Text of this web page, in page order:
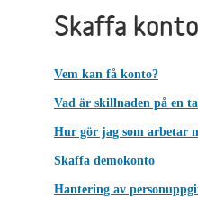
Skaffa konto
Vem kan få konto?
Vad är skillnaden på en
Hur gör jag som arbetar
Skaffa demokonto
Hantering av